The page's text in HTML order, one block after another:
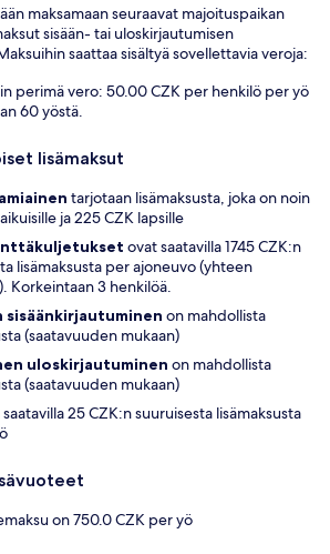
maksamaan seuraavat majoituspaikan
sisään- tai uloskirjautumisen
saattaa sisältyä sovellettavia veroja:
perimä vero: 50.00 CZK per henkilö per yö
60 yöstä.
lisämaksut
tarjotaan lisämaksusta, joka on noin
ja 225 CZK lapsille
ovat saatavilla 1745 CZK:n
lisämaksusta per ajoneuvo (yhteen
Korkeintaan 3 henkilöä.
sisäänkirjautuminen on mahdollista
(saatavuuden mukaan)
uloskirjautuminen on mahdollista
(saatavuuden mukaan)
25 CZK:n suuruisesta lisämaksusta
on 750.0 CZK per yö